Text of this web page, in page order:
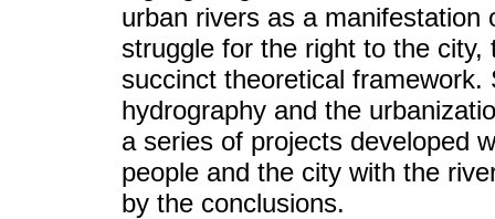
urban rivers as a
struggle for the right to the
succinct theoretical
hydrography and the
a series of projects developed
people and the city with the
by the conclusions.